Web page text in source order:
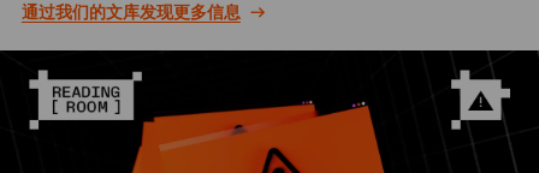
通过我们的文库发现更多信息